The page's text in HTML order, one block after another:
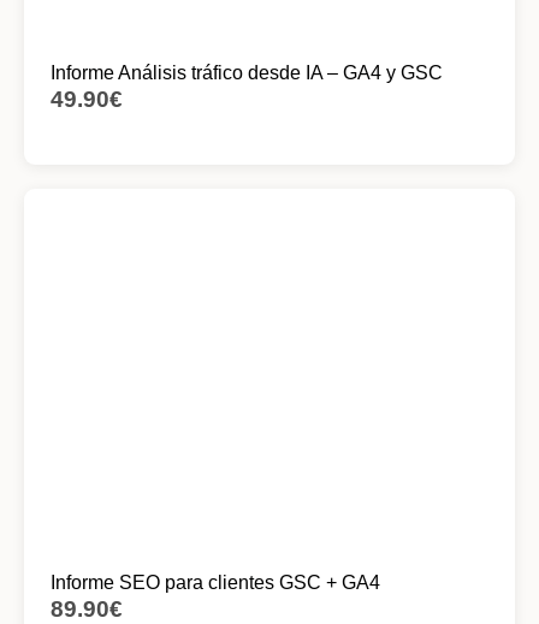
Informe Análisis tráfico desde IA – GA4 y GSC
49.90€
Informe SEO para clientes GSC + GA4
89.90€